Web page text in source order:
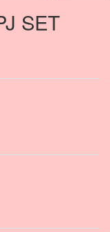
SET